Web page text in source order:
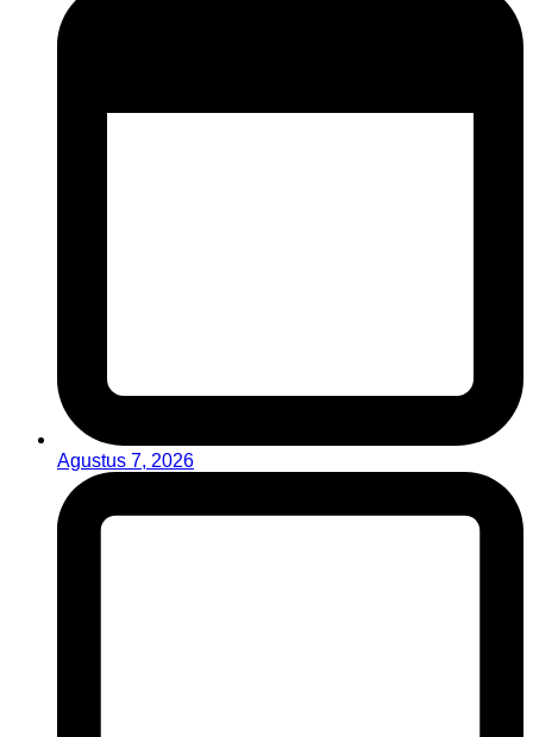
Agustus 7, 2026